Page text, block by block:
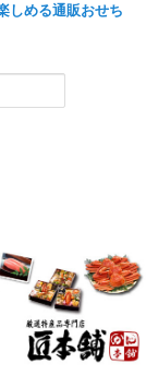
しめる通販おせち